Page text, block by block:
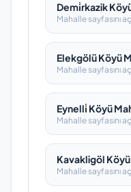
Demi̇rkazik
Mahalle sayfasını aç
Elekgölü Köyü
Mahalle sayfasını aç
Eynelli̇ Köyü
Mahalle sayfasını aç
Kavakligöl
Mahalle sayfasını aç